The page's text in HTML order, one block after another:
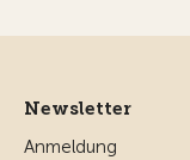
Newsletter
Anmeldung